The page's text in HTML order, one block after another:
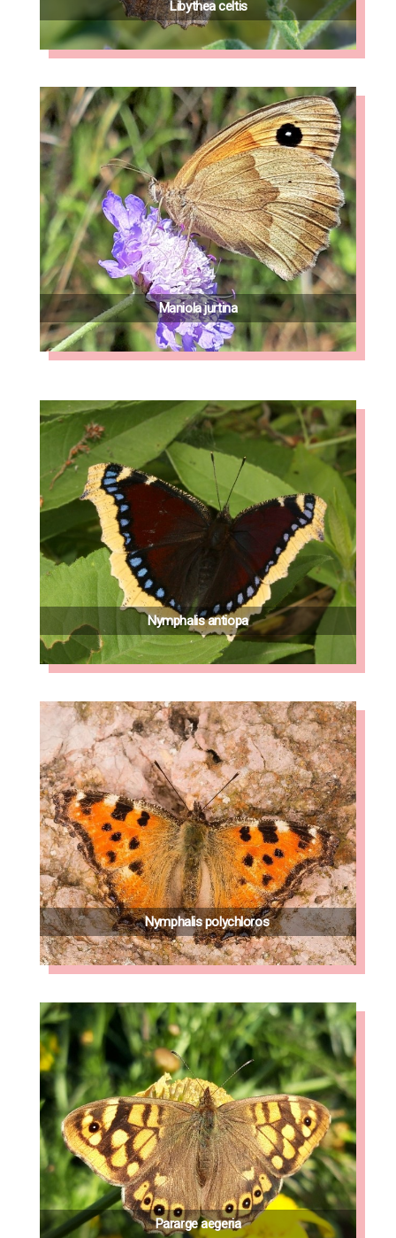
Libythea celtis
Maniola jurtina
Nymphalis antiopa
Nymphalis polychloros
Pararge aegeria